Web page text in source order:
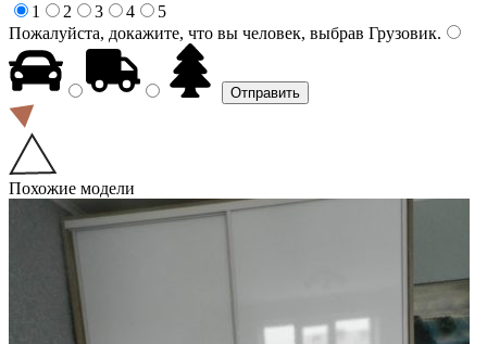
1
2 3 4
5
Пожалуйста, докажите, что вы человек, выбрав Грузовик.
Похожие модели